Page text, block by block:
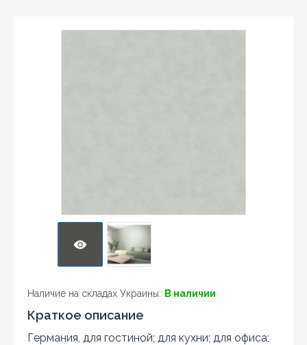
Наличие на складах Украины: В наличии
Краткое описание
Германия, для гостиной; для кухни; для офиса;